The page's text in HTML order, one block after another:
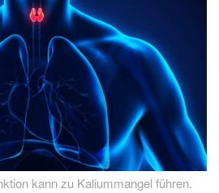
kann zu Kaliummangel führen.